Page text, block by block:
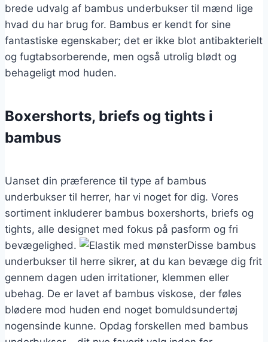
brede udvalg af bambus underbukser til mænd lige
hvad du har brug for. Bambus er kendt for sine
fantastiske egenskaber; det er ikke blot antibakterielt
og fugtabsorberende, men også utrolig blødt og
behageligt mod huden.
Boxershorts, briefs og tights i
bambus
Uanset din præference til type af bambus
underbukser til herrer, har vi noget for dig. Vores
sortiment inkluderer bambus boxershorts, briefs og
tights, alle designet med fokus på pasform og fri
bevægelighed.
Disse bambus
underbukser til herre sikrer, at du kan bevæge dig frit
gennem dagen uden irritationer, klemmen eller
ubehag. De er lavet af bambus viskose, der føles
blødere mod huden end noget bomuldsundertøj
nogensinde kunne. Opdag forskellen med bambus